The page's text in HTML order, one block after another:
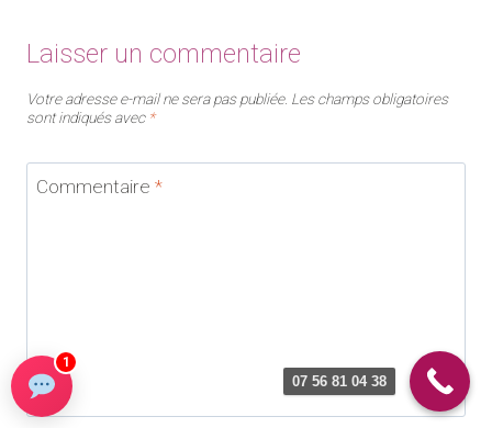
Laisser un commentaire
Votre adresse e-mail ne sera pas publiée. Les champs obligatoires
sont indiqués avec *
Commentaire *
07 56 81 04 38
1